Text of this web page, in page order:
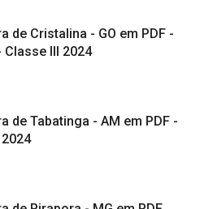
de Cristalina - GO em PDF -
Classe III 2024
de Tabatinga - AM em PDF -